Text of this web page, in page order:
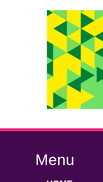
Menu